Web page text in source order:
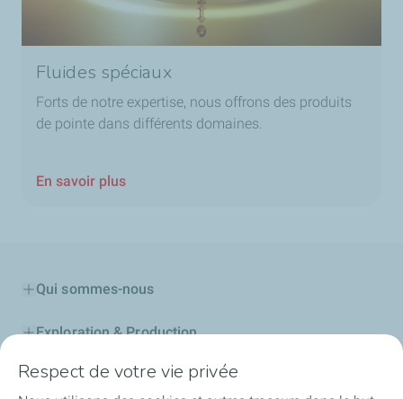
Fluides spéciaux
Forts de notre expertise, nous offrons des produits
de pointe dans différents domaines.
En savoir plus
Qui sommes-nous
Exploration & Production
Stations Service
Respect de votre vie privée